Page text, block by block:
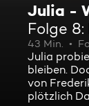
Julia -
Folge 8:
43 Min.
Julia
bleiben.
von
plötzlich